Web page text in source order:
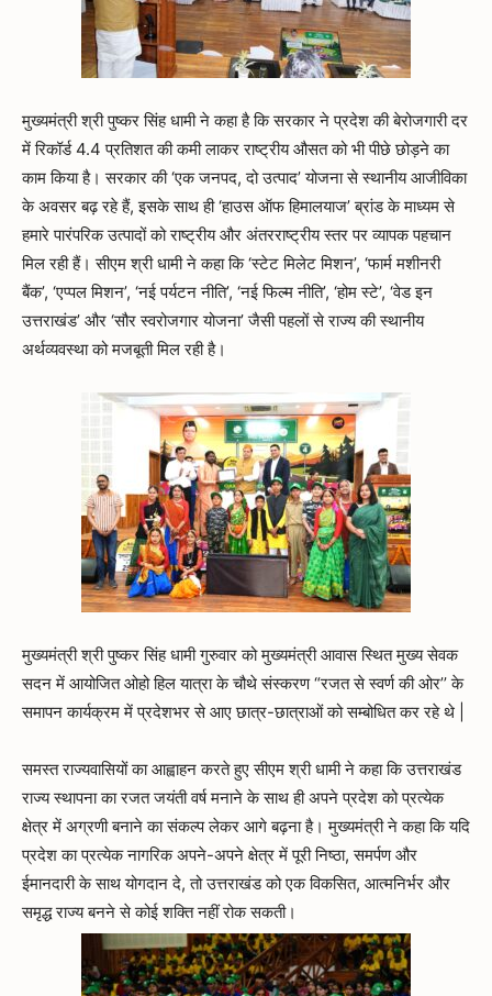
मुख्यमंत्री श्री पुष्कर सिंह धामी ने कहा है कि सरकार ने प्रदेश की बेरोजगारी दर
में रिकॉर्ड 4.4 प्रतिशत की कमी लाकर राष्ट्रीय औसत को भी पीछे छोड़ने का
काम किया है। सरकार की ‘एक जनपद, दो उत्पाद’ योजना से स्थानीय आजीविका
के अवसर बढ़ रहे हैं, इसके साथ ही ‘हाउस ऑफ हिमालयाज’ ब्रांड के माध्यम से
हमारे पारंपरिक उत्पादों को राष्ट्रीय और अंतरराष्ट्रीय स्तर पर व्यापक पहचान
मिल रही हैं। सीएम श्री धामी ने कहा कि ‘स्टेट मिलेट मिशन’, ‘फार्म मशीनरी
बैंक’, ‘एप्पल मिशन’, ‘नई पर्यटन नीति’, ‘नई फिल्म नीति’, ‘होम स्टे’, ‘वेड इन
उत्तराखंड’ और ‘सौर स्वरोजगार योजना’ जैसी पहलों से राज्य की स्थानीय
अर्थव्यवस्था को मजबूती मिल रही है।
मुख्यमंत्री श्री पुष्कर सिंह धामी गुरुवार को मुख्यमंत्री आवास स्थित मुख्य सेवक
सदन में आयोजित ओहो हिल यात्रा के चौथे संस्करण “रजत से स्वर्ण की ओर’’ के
समापन कार्यक्रम में प्रदेशभर से आए छात्र-छात्राओं को सम्बोधित कर रहे थे |
समस्त राज्यवासियों का आह्वाहन करते हुए सीएम श्री धामी ने कहा कि उत्तराखंड
राज्य स्थापना का रजत जयंती वर्ष मनाने के साथ ही अपने प्रदेश को प्रत्येक
क्षेत्र में अग्रणी बनाने का संकल्प लेकर आगे बढ़ना है। मुख्यमंत्री ने कहा कि यदि
प्रदेश का प्रत्येक नागरिक अपने-अपने क्षेत्र में पूरी निष्ठा, समर्पण और
ईमानदारी के साथ योगदान दे, तो उत्तराखंड को एक विकसित, आत्मनिर्भर और
समृद्ध राज्य बनने से कोई शक्ति नहीं रोक सकती।